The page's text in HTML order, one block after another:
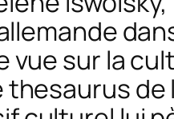
sur la
thesaurusde